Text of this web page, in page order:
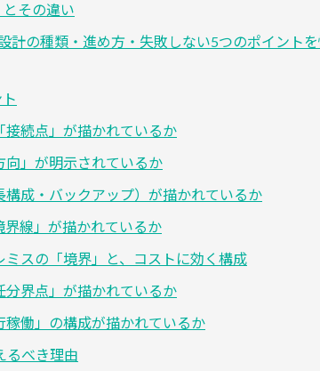
その違い
計の種類・進め方・失敗しない5つのポイント
続点」が描かれているか
向」が明示されているか
成・バックアップ）が描かれているか
線」が描かれているか
スの「境界」と、コストに効く構成
界点」が描かれているか
働」の構成が描かれているか
るべき理由